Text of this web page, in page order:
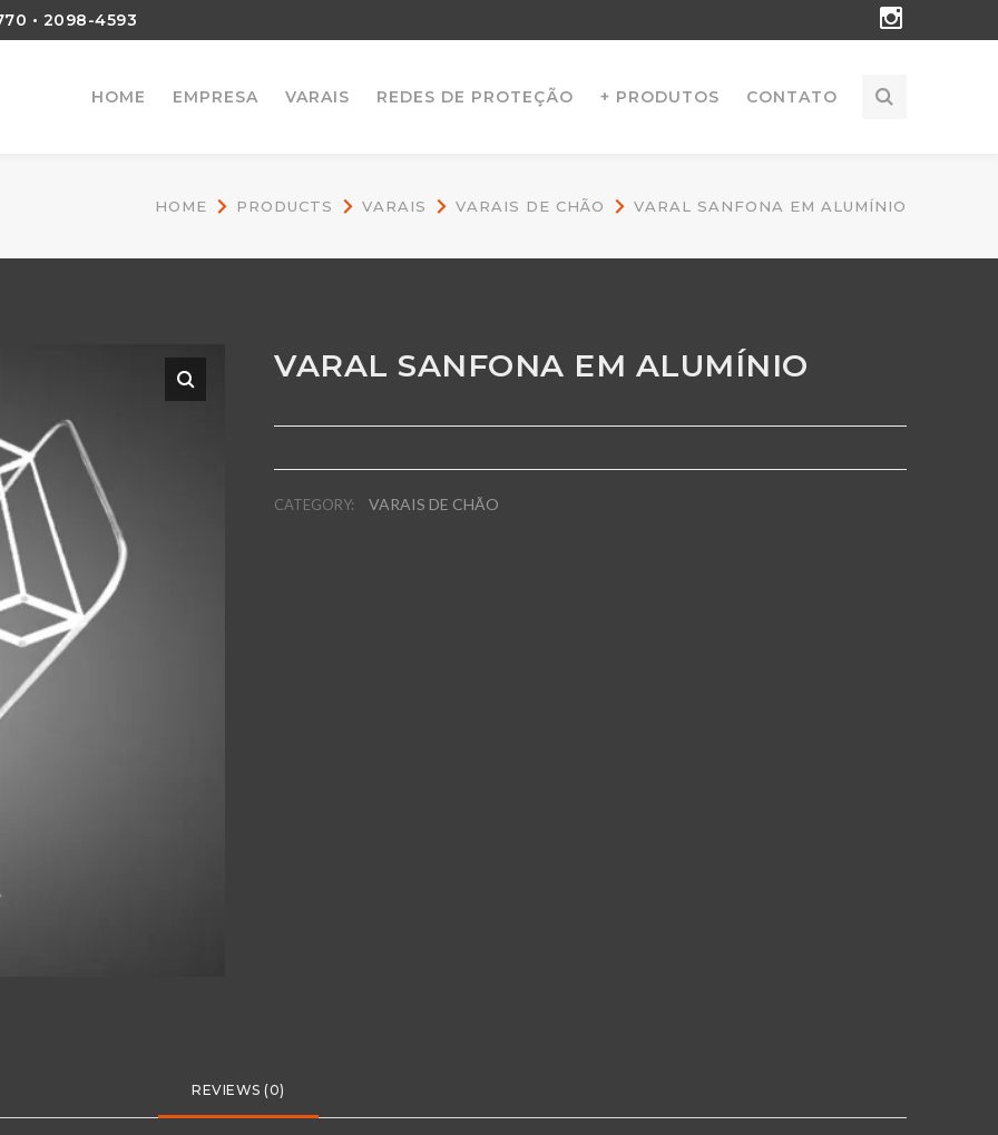
• 2098-4593
HOME EMPRESA VARAIS REDES DE PROTEÇÃO + PRODUTOS CONTATO
HOME PRODUCTS VARAIS VARAIS DE CHÃO VARAL SANFONA EM ALUMÍNIO
VARAL SANFONA EM ALUMÍNIO
CATEGORY: VARAIS DE CHÃO
REVIEWS (0)